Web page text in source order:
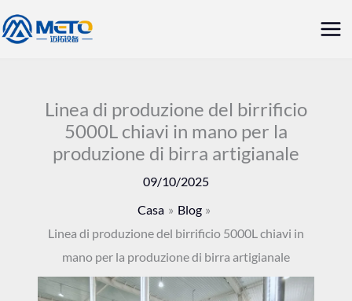
Vai
al
Linea di produzione del birrificio
5000L chiavi in mano per la
produzione di birra artigianale
09/10/2025
Casa
Blog
Linea di produzione del birrificio 5000L chiavi in
mano per la produzione di birra artigianale